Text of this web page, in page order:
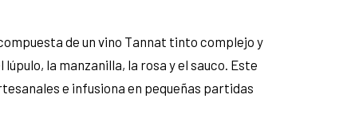
de un vino Tannat tinto complejo y
la manzanilla, la rosa y el sauco. Este
e infusiona en pequeñas partidas